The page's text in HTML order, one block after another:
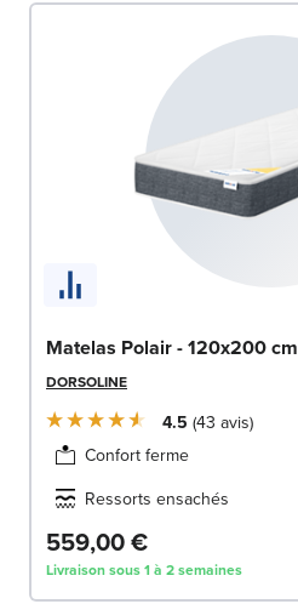
Matelas Polair - 120x200 cm
DORSOLINE
4.5 43 avis
Confort ferme
Ressorts ensachés
559,00 €
Livraison sous 1 à 2 semaines